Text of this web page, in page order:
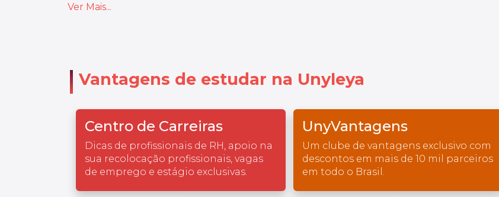
Ver Mais...
Vantagens de estudar na Unyleya
Centro de Carreiras
Dicas de profissionais de RH, apoio na
sua recolocação profissionais, vagas
de emprego e estágio exclusivas.
UnyVantagens
Um clube de vantagens exclusivo com
descontos em mais de 10 mil parceiros
em todo o Brasil.